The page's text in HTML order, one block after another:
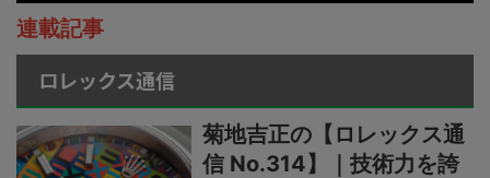
連載記事
ロレックス通信
菊地吉正の【ロレックス通
信 No.314】｜技術力を誇